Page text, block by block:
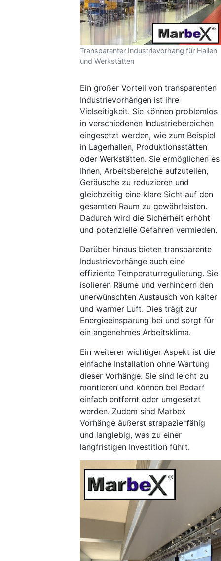
Transparenter Industrievorhang für Hallen
und Werkstätten
Ein großer Vorteil von transparenten
Industrievorhängen ist ihre
Vielseitigkeit. Sie können problemlos
in verschiedenen Industriebereichen
eingesetzt werden, wie zum Beispiel
in Lagerhallen, Produktionsstätten
oder Werkstätten. Sie ermöglichen es
Ihnen, Arbeitsbereiche aufzuteilen,
Geräusche zu reduzieren und
gleichzeitig eine klare Sicht auf den
gesamten Raum zu gewährleisten.
Dadurch wird die Sicherheit erhöht
und potenzielle Gefahren vermieden.
Darüber hinaus bieten transparente
Industrievorhänge auch eine
effiziente Temperaturregulierung. Sie
isolieren Räume und verhindern den
unerwünschten Austausch von kalter
und warmer Luft. Dies trägt zur
Energieeinsparung bei und sorgt für
ein angenehmes Arbeitsklima.
Ein weiterer wichtiger Aspekt ist die
einfache Installation ohne Wartung
dieser Vorhänge. Sie sind leicht zu
montieren und können bei Bedarf
einfach entfernt oder umgesetzt
werden. Zudem sind Marbex
Vorhänge äußerst strapazierfähig
und langlebig, was zu einer
langfristigen Investition führt.